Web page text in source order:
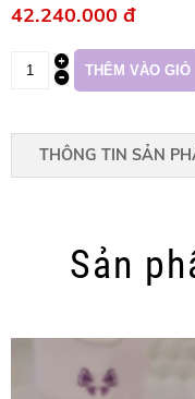
42.240.000 đ
THÔNG TIN SẢN
Sản